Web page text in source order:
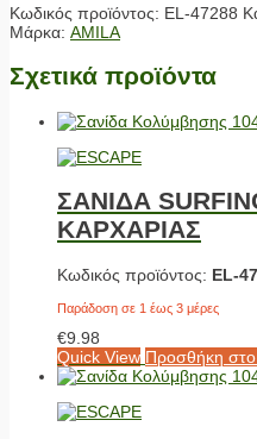
Κωδικός προϊόντος: EL-47288
Μάρκα: AMILA
Σχετικά προϊόντα
ΣΑΝΙΔΑ
ΚΑΡΧΑΡΙΑΣ
Κωδικός προϊόντος: EL-
Παράδοση σε 1 έως 3 μέρες
€9.98
Quick View Προσθήκη στο